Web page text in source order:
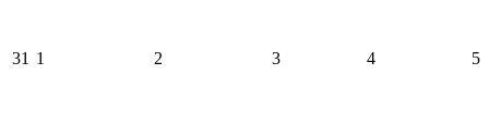
31 1 2 3 4 5